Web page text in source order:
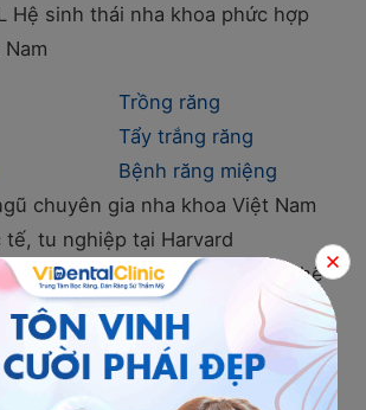
Hệ sinh thái nha khoa phức hợp
Trồng răng
Tẩy trắng răng
Bệnh răng miệng
chuyên gia nha khoa Việt Nam
tế, tu nghiệp tại Harvard
trang thiết bị chuẩn công nghệ
quả TRỌN ĐỜI, khách hàng và
hưởng quyền lợi VIP trong 50